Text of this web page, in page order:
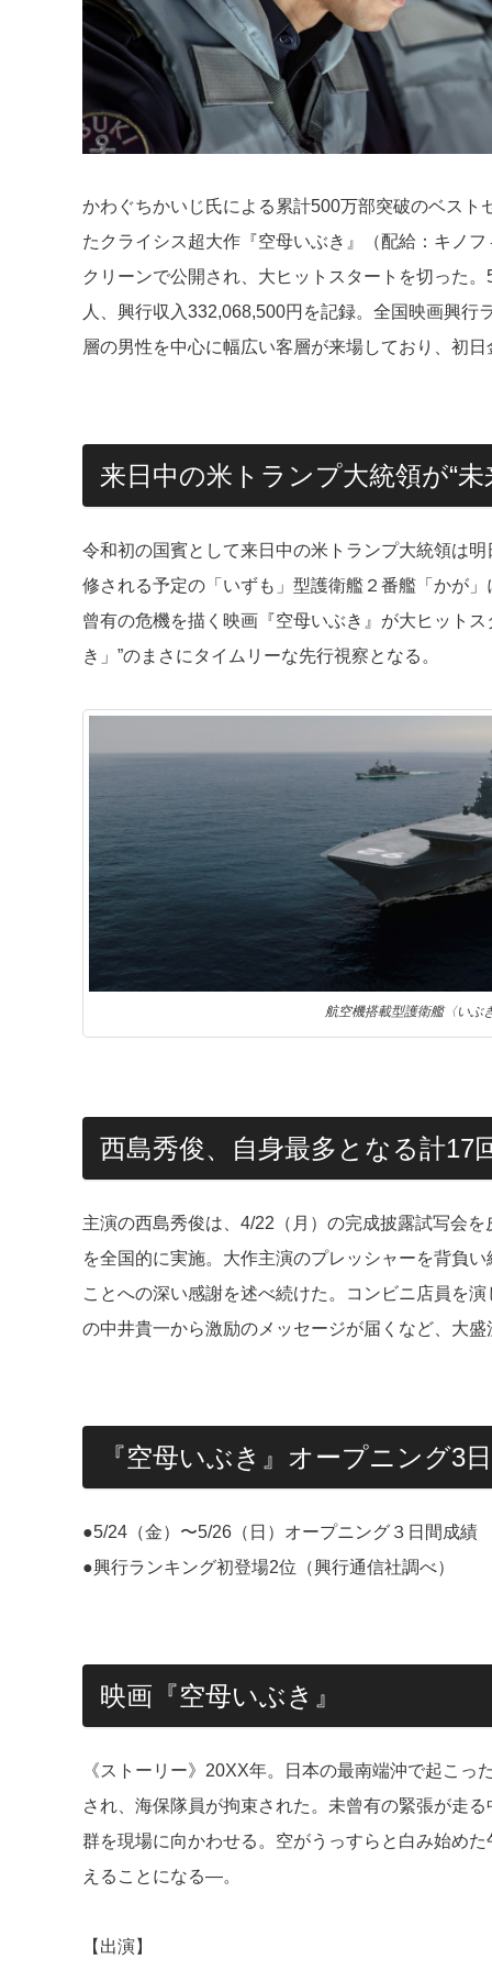
かわぐちかいじ氏による累計500万部突破のベス
たクライシス超大作『空母いぶき』（配給：キノ
クリーンで公開され、大ヒットスタートを切った
人、興行収入332,068,500円を記録。全国映画興
層の男性を中心に幅広い客層が来場しており、初日
来日中の米トランプ大統領が“
令和初の国賓として来日中の米トランプ大統領は
修される予定の「いずも」型護衛艦２番艦「かが
曾有の危機を描く映画『空母いぶき』が大ヒット
き」”のまさにタイムリーな先行視察となる。
航空機搭載型護衛艦〈いぶ
西島秀俊、自身最多となる計17
主演の西島秀俊は、4/22（月）の完成披露試写会
を全国的に実施。大作主演のプレッシャーを背負
ことへの深い感謝を述べ続けた。コンビニ店員を
の中井貴一から激励のメッセージが届くなど、大盛
『空母いぶき』オープニング3
●5/24（金）〜5/26（日）オープニング３日間
●興行ランキング初登場2位（興行通信社調べ）
映画『空母いぶき』
《ストーリー》20XX年。日本の最南端沖で起こ
され、海保隊員が拘束された。未曾有の緊張が走
群を現場に向かわせる。空がうっすらと白み始め
えることになる―。
【出演】